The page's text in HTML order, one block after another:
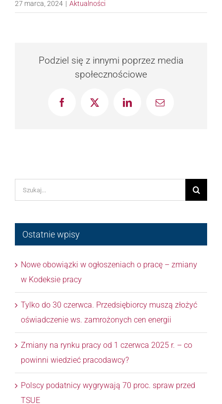
27 marca, 2024 | Aktualności
Podziel się z innymi poprzez media
społecznościowe
FacebookX LinkedInEmail
Szukaj
Ostatnie wpisy
Nowe obowiązki w ogłoszeniach o pracę – zmiany
w Kodeksie pracy
Tylko do 30 czerwca. Przedsiębiorcy muszą złożyć
oświadczenie ws. zamrożonych cen energii
Zmiany na rynku pracy od 1 czerwca 2025 r. – co
powinni wiedzieć pracodawcy?
Polscy podatnicy wygrywają 70 proc. spraw przed
TSUE